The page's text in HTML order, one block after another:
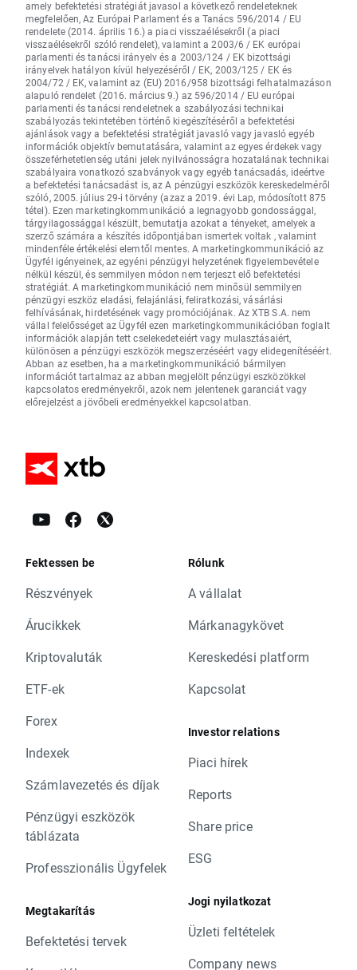
amely befektetési stratégiát javasol a következő rendeleteknek
megfelelően, Az Európai Parlament és a Tanács 596/2014 / EU
rendelete (2014. április 16.) a piaci visszaélésekről (a piaci
visszaélésekről szóló rendelet), valamint a 2003/6 / EK európai
parlamenti és tanácsi irányelv és a 2003/124 / EK bizottsági
irányelvek hatályon kívül helyezéséről / EK, 2003/125 / EK és
2004/72 / EK, valamint az (EU) 2016/958 bizottsági felhatalmazáson
alapuló rendelet (2016. március 9.) az 596/2014 / EU európai
parlamenti és tanácsi rendeletnek a szabályozási technikai
szabályozás tekintetében történő kiegészítéséről a befektetési
ajánlások vagy a befektetési stratégiát javasló vagy javasló egyéb
információk objektív bemutatására, valamint az egyes érdekek vagy
összeférhetetlenség utáni jelek nyilvánosságra hozatalának technikai
szabályaira vonatkozó szabványok vagy egyéb tanácsadás, ideértve
a befektetési tanácsadást is, az A pénzügyi eszközök kereskedelméről
szóló, 2005. július 29-i törvény (azaz a 2019. évi Lap, módosított 875
tétel). Ezen marketingkommunikáció a legnagyobb gondossággal,
tárgyilagossággal készült, bemutatja azokat a tényeket, amelyek a
szerző számára a készítés időpontjában ismertek voltak , valamint
mindenféle értékelési elemtől mentes. A marketingkommunikáció az
Ügyfél igényeinek, az egyéni pénzügyi helyzetének figyelembevétele
nélkül készül, és semmilyen módon nem terjeszt elő befektetési
stratégiát. A marketingkommunikáció nem minősül semmilyen
pénzügyi eszköz eladási, felajánlási, feliratkozási, vásárlási
felhívásának, hirdetésének vagy promóciójának. Az XTB S.A. nem
vállal felelősséget az Ügyfél ezen marketingkommunikációban foglalt
információk alapján tett cselekedeteiért vagy mulasztásaiért,
különösen a pénzügyi eszközök megszerzéséért vagy elidegenítéséért.
Abban az esetben, ha a marketingkommunikáció bármilyen
információt tartalmaz az abban megjelölt pénzügyi eszközökkel
kapcsolatos eredményekről, azok nem jelentenek garanciát vagy
előrejelzést a jövőbeli eredményekkel kapcsolatban.
Fektessen be
Részvények
Árucikkek
Kriptovaluták
ETF-ek
Forex
Indexek
Számlavezetés és díjak
Pénzügyi eszközök
táblázata
Professzionális Ügyfelek
Megtakarítás
Befektetési tervek
Rólunk
A vállalat
Márkanagykövet
Kereskedési platform
Kapcsolat
Investor relations
Piaci hírek
Reports
Share price
ESG
Jogi nyilatkozat
Üzleti feltételek
Company news